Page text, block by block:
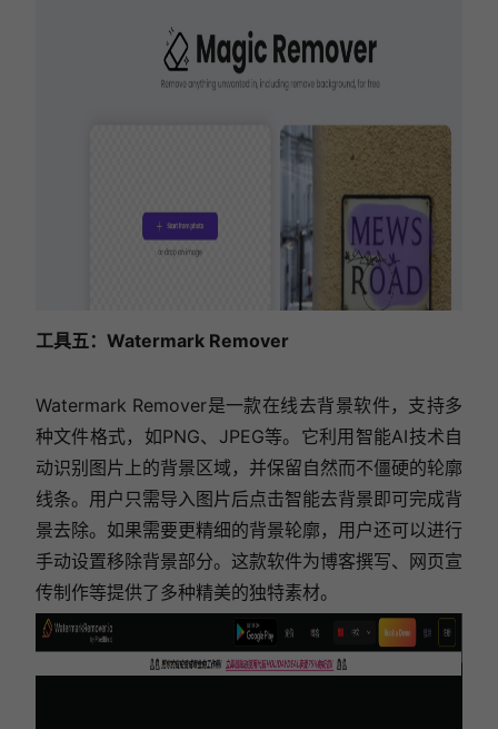
工具五：Watermark Remover
Watermark Remover是一款在线去背景软件，支持多
种文件格式，如PNG、JPEG等。它利用智能AI技术自
动识别图片上的背景区域，并保留自然而不僵硬的轮廓
线条。用户只需导入图片后点击智能去背景即可完成背
景去除。如果需要更精细的背景轮廓，用户还可以进行
手动设置移除背景部分。这款软件为博客撰写、网页宣
传制作等提供了多种精美的独特素材。